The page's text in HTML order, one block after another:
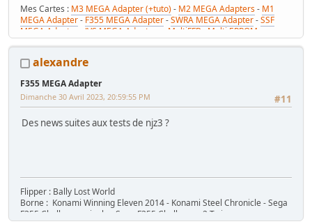
Mes Cartes : M3 MEGA Adapter (+tuto) - M2 MEGA Adapters- M1
MEGA Adapter- F355 MEGA Adapter-SWRA MEGA Adapter-SSF
MEGA Adapter
JVS MEGA Adapters
MultiFFB : Multi EPROM pour
Driveboard SEGA-M2toM3-Coin Tower Mini-VR Button Panel
RaceCab Multi sur Initial D
Mes WIP :Fast & Furious Super Bikes
Crisis 4 DX-Pole Position Upright
alexandre
F355 MEGA Adapter
#11
Dimanche 30 Avril 2023, 20:59:55 PM
Des news suites aux tests de njz3 ?
Flipper : Bally Lost World
Borne : Konami Winning Eleven 2014 - Konami Steel Chronicle - Sega
F355 Challenger single - Sega F355 Challenger 2 Twin